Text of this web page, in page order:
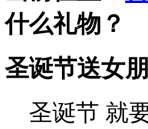
什么礼物？
圣诞节送女
圣诞节 就